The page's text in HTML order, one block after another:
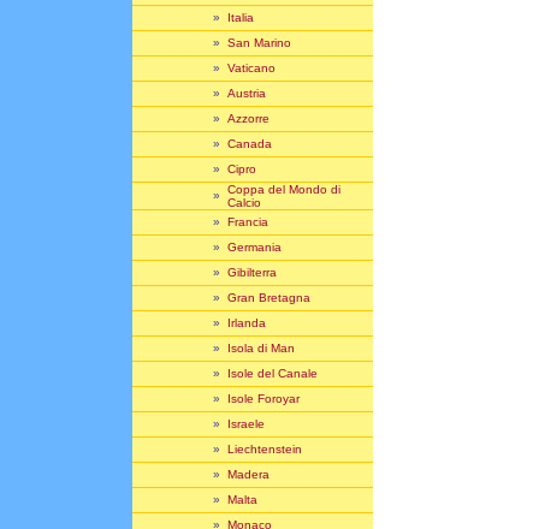
» Italia
» San Marino
» Vaticano
» Austria
» Azzorre
» Canada
» Cipro
» Coppa del Mondo di
Calcio
» Francia
» Germania
» Gibilterra
» Gran Bretagna
» Irlanda
» Isola di Man
» Isole del Canale
» Isole Foroyar
» Israele
» Liechtenstein
» Madera
» Malta
» Monaco